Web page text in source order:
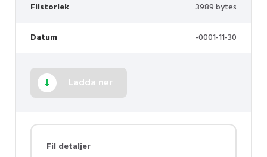
Filstorlek 3989 bytes
Datum -0001-11-30
Ladda ner
Fil detaljer